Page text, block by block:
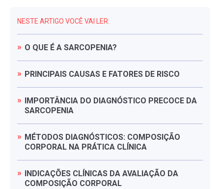
NESTE ARTIGO VOCÊ VAI LER:
O QUE É A SARCOPENIA?
PRINCIPAIS CAUSAS E FATORES DE RISCO
IMPORTÂNCIA DO DIAGNÓSTICO PRECOCE DA
SARCOPENIA
MÉTODOS DIAGNÓSTICOS: COMPOSIÇÃO
CORPORAL NA PRÁTICA CLÍNICA
INDICAÇÕES CLÍNICAS DA AVALIAÇÃO DA
COMPOSIÇÃO CORPORAL